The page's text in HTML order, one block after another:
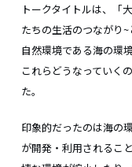
トークタイトルは、「
たちの生活のつながり
自然環境である海の環
これらどうなっていく
た。
印象的だったのは海の
が開発・利用されるこ